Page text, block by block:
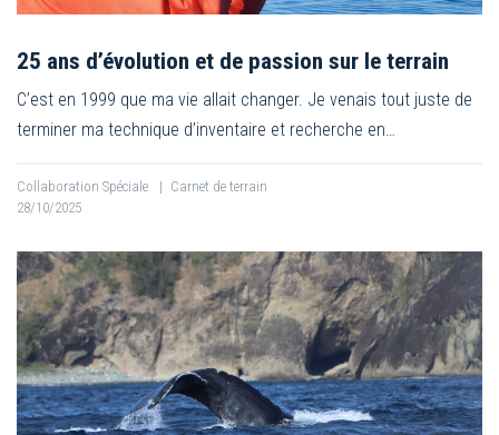
25 ans d’évolution et de passion sur le terrain
C’est en 1999 que ma vie allait changer. Je venais tout juste de
terminer ma technique d’inventaire et recherche en…
Collaboration Spéciale | Carnet de terrain
28/10/2025